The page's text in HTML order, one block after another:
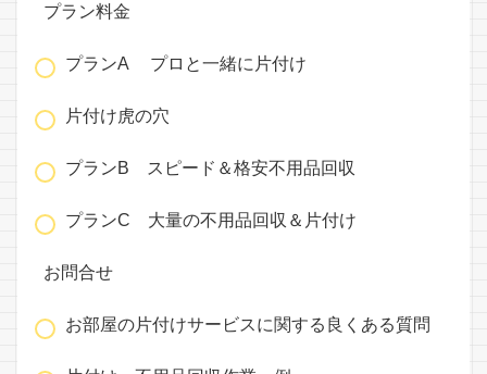
プラン料金
プランA プロと一緒に片付け
片付け虎の穴
プランB スピード＆格安不用品回収
プランC 大量の不用品回収＆片付け
お問合せ
お部屋の片付けサービスに関する良くある質問